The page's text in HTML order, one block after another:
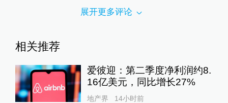
展开更多评论
相关推荐
爱彼迎：第二季度净利润约8.
16亿美元，同比增长27%
地产界 14小时前